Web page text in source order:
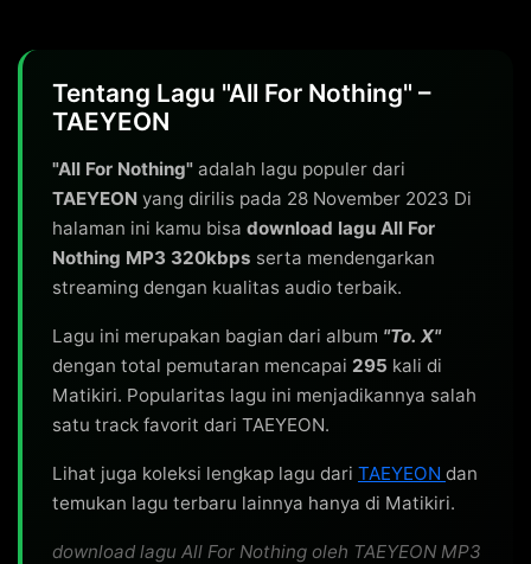
Tentang Lagu "All For Nothing" –
TAEYEON
"All For Nothing" adalah lagu populer dari
TAEYEON yang dirilis pada 28 November 2023 Di
halaman ini kamu bisa download lagu All For
Nothing MP3 320kbps serta mendengarkan
streaming dengan kualitas audio terbaik.
Lagu ini merupakan bagian dari album "To. X"
dengan total pemutaran mencapai 295 kali di
Matikiri. Popularitas lagu ini menjadikannya salah
satu track favorit dari TAEYEON.
Lihat juga koleksi lengkap lagu dari TAEYEON dan
temukan lagu terbaru lainnya hanya di Matikiri.
download lagu All For Nothing oleh TAEYEON MP3